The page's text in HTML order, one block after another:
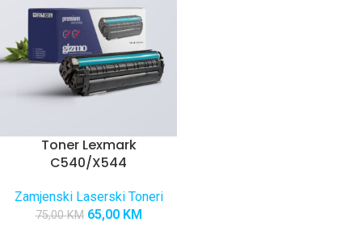
Toner Lexmark
C540/X544
Zamjenski Laserski Toneri
75,00KM 65,00 KM